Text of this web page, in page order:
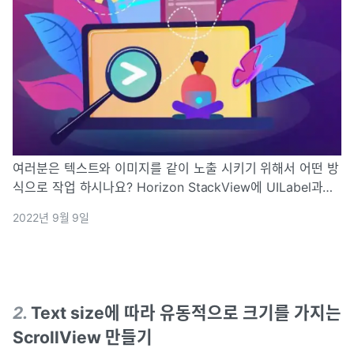
여러분은 텍스트와 이미지를 같이 노출 시키기 위해서 어떤 방
식으로 작업 하시나요? Horizon StackView에 UILabel과
제약조건을 활용하여 진행하는 방법도 있을 것입니다. 여러 방
2022년 9월 9일
2. Text size에 따라 유동적으로 크기를 가지는
ScrollView 만들기